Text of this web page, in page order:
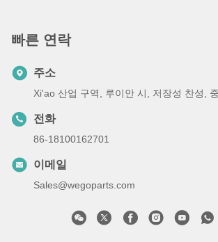
빠른 연락
주소
Xi'ao 산업 구역, 루이안 시, 저장성 찬성,
전화
86-18100162701
이메일
Sales@wegoparts.com